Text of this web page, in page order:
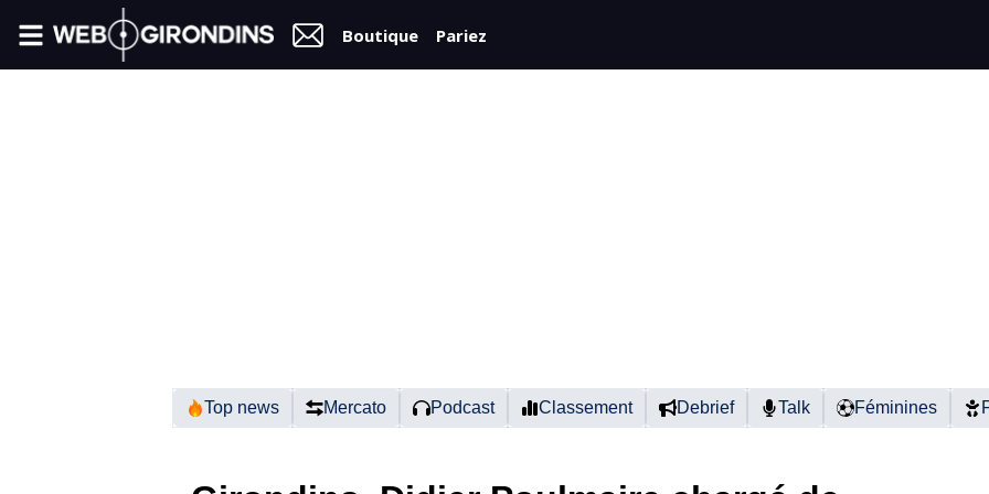
Boutique Pariez
Top news Mercato Podcast Classement Debrief Talk Féminines